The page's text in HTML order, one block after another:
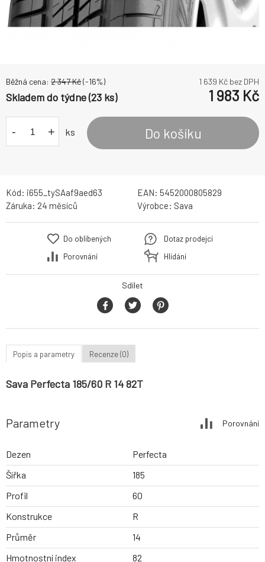
Běžná cena: 2 347Kč(-16%) 1 639 Kč bez DPH
Skladem do týdne (23 ks) 1 983 Kč
- + ks Do košíku
Kód: i655_tySAaf9aed63 EAN: 5452000805829
Záruka: 24 měsíců Výrobce: Sava
Do oblíbených
Porovnání
Dotaz prodejci
Hlídání
Sdílet
Popis a parametry Recenze (0)
Sava Perfecta 185/60 R 14 82T
Parametry Porovnání
Dezen
Perfecta
Šířka
185
Profil
60
Konstrukce
R
Průměr
14
Hmotnostní index
82